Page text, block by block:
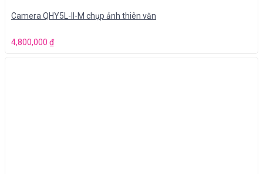
Camera QHY5L-II-M chụp ảnh thiên văn
4,800,000 ₫